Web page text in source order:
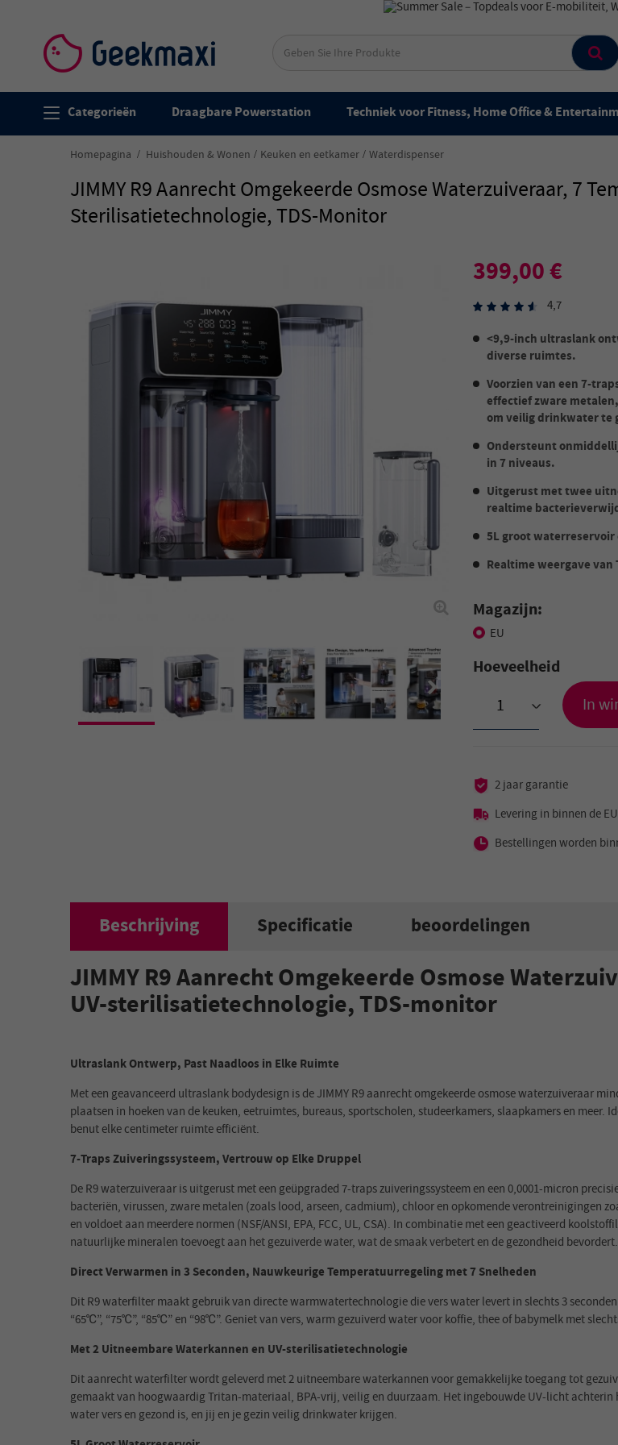
Categorieën Draagbare Powerstation Techniek voor Fitness, Home Office &
Homepagina Huishouden & Wonen Keuken en eetkamer Waterdispenser
JIMMY R9 Aanrecht Omgekeerde Osmose Waterzuiveraar, 7
Sterilisatietechnologie, TDS-Monitor
399,00 €
4,7
<9,9-inch ultraslank
diverse ruimtes.
Voorzien van een 7-
effectief zware
om veilig drinkwater te
Ondersteunt
in 7 niveaus.
Uitgerust met twee
realtime
5L groot
Realtime weergave
Magazijn:
EU
Hoeveelheid
> In
2 jaar garantie
Levering in binnen de EU
Bestellingen worden
Beschrijving Specificatie beoordelingen
JIMMY R9 Aanrecht Omgekeerde Osmose
UV-sterilisatietechnologie, TDS-monitor
Ultraslank Ontwerp, Past Naadloos in Elke Ruimte
Met een geavanceerd ultraslank bodydesign is de JIMMY R9 aanrecht omgekeerde osmose waterzuiveraar
plaatsen in hoeken van de keuken, eetruimtes, bureaus, sportscholen, studeerkamers, slaapkamers en
benut elke centimeter ruimte efficiënt.
7-Traps Zuiveringssysteem, Vertrouw op Elke Druppel
De R9 waterzuiveraar is uitgerust met een geüpgraded 7-traps zuiveringssysteem en een 0,0001-micron
bacteriën, virussen, zware metalen (zoals lood, arseen, cadmium), chloor en opkomende verontreinigingen
en voldoet aan meerdere normen (NSF/ANSI, EPA, FCC, UL, CSA). In combinatie met een geactiveerd
natuurlijke mineralen toevoegt aan het gezuiverde water, wat de smaak verbetert en de gezondheid bevordert.
Direct Verwarmen in 3 Seconden, Nauwkeurige Temperatuurregeling met 7 Snelheden
Dit R9 waterfilter maakt gebruik van directe warmwatertechnologie die vers water levert in slechts 3
“65℃”, “75℃”, “85℃” en “98℃”. Geniet van vers, warm gezuiverd water voor koffie, thee of babymelk met
Met 2 Uitneembare Waterkannen en UV-sterilisatietechnologie
Dit aanrecht waterfilter wordt geleverd met 2 uitneembare waterkannen voor gemakkelijke toegang tot
gemaakt van hoogwaardig Tritan-materiaal, BPA-vrij, veilig en duurzaam. Het ingebouwde UV-licht
water vers en gezond is, en jij en je gezin veilig drinkwater krijgen.